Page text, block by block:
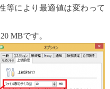
等により最適値は変わって
MBです。